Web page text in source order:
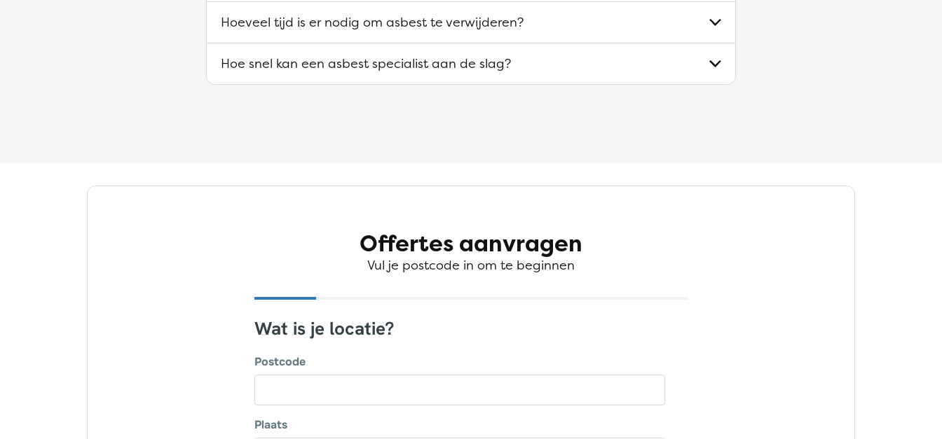
Hoeveel tijd is er nodig om asbest te verwijderen?
Hoe snel kan een asbest specialist aan de slag?
Offertes aanvragen
Vul je postcode in om te beginnen